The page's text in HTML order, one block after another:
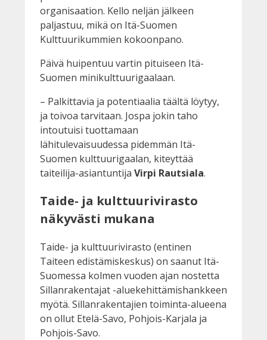
organisaation. Kello neljän jälkeen
paljastuu, mikä on Itä-Suomen
Kulttuurikummien kokoonpano.
Päivä huipentuu vartin pituiseen Itä-
Suomen minikulttuurigaalaan.
– Palkittavia ja potentiaalia täältä löytyy,
ja toivoa tarvitaan. Jospa jokin taho
intoutuisi tuottamaan
lähitulevaisuudessa pidemmän Itä-
Suomen kulttuurigaalan, kiteyttää
taiteilija-asiantuntija Virpi Rautsiala.
Taide- ja kulttuurivirasto
näkyvästi mukana
Taide- ja kulttuurivirasto (entinen
Taiteen edistämiskeskus) on saanut Itä-
Suomessa kolmen vuoden ajan nostetta
Sillanrakentajat -aluekehittämishankkeen
myötä. Sillanrakentajien toiminta-alueena
on ollut Etelä-Savo, Pohjois-Karjala ja
Pohjois-Savo.